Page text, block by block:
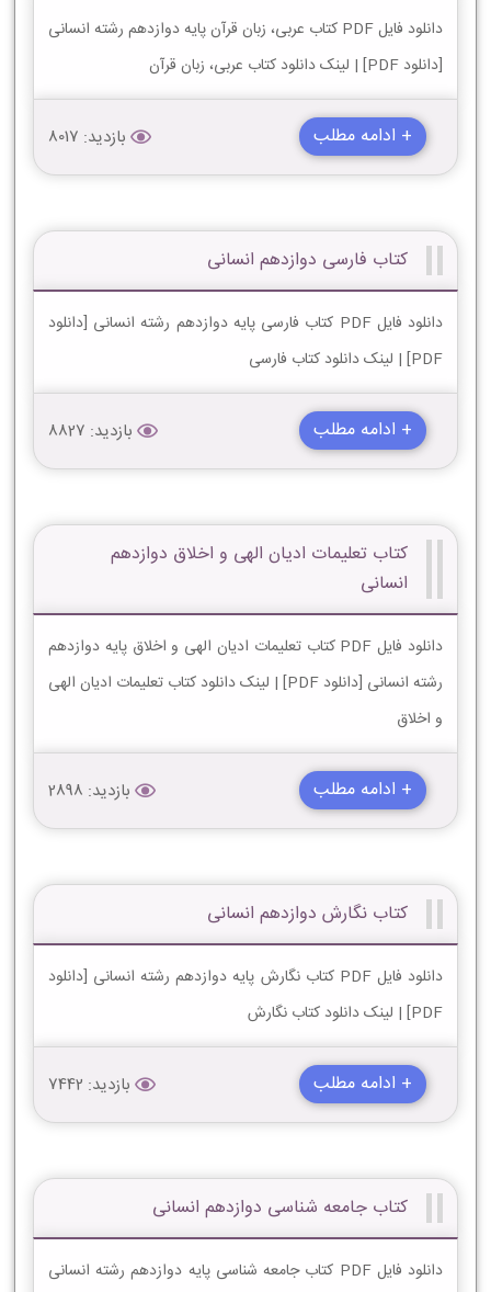
دانلود فایل PDF کتاب عربی، زبان قرآن پایه دوازدهم رشته انسانی
[دانلود PDF] | لینک دانلود کتاب عربی، زبان قرآن
+ ادامه مطلب بازدید: 8017
کتاب فارسی دوازدهم انسانی
دانلود فایل PDF کتاب فارسی پایه دوازدهم رشته انسانی [دانلود
PDF] | لینک دانلود کتاب فارسی
+ ادامه مطلب بازدید: 8827
کتاب تعلیمات ادیان الهی و اخلاق دوازدهم
انسانی
دانلود فایل PDF کتاب تعلیمات ادیان الهی و اخلاق پایه دوازدهم
رشته انسانی [دانلود PDF] | لینک دانلود کتاب تعلیمات ادیان الهی
و اخلاق
+ ادامه مطلب بازدید: 2898
کتاب نگارش دوازدهم انسانی
دانلود فایل PDF کتاب نگارش پایه دوازدهم رشته انسانی [دانلود
PDF] | لینک دانلود کتاب نگارش
+ ادامه مطلب بازدید: 7442
کتاب جامعه شناسی دوازدهم انسانی
دانلود فایل PDF کتاب جامعه شناسی پایه دوازدهم رشته انسانی